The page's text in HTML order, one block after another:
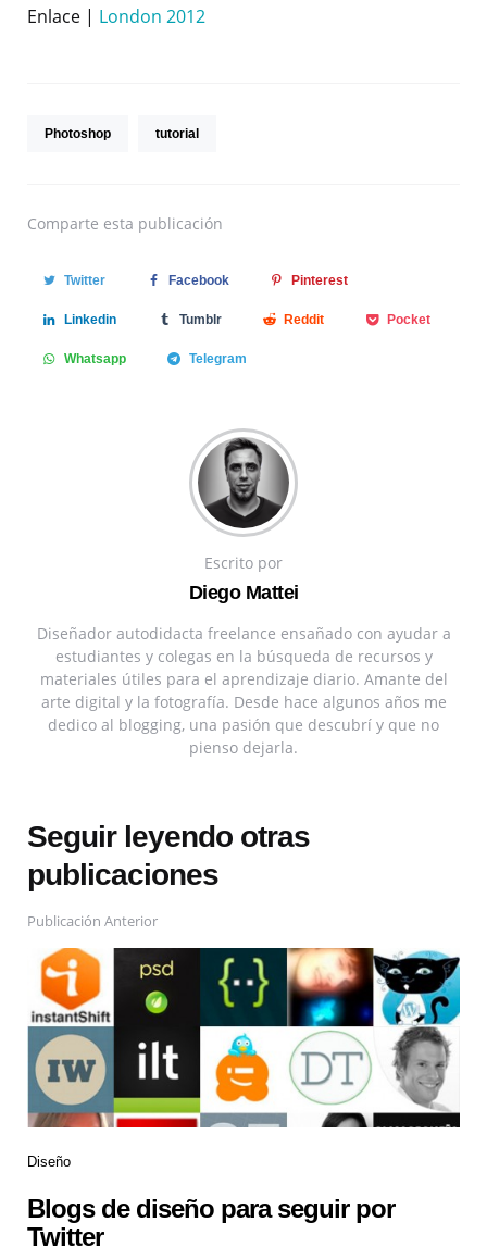
Enlace | London 2012
Photoshop tutorial
Comparte esta publicación
Twitter Facebook Pinterest
Linkedin Tumblr Reddit Pocket
Whatsapp Telegram
Escrito por
Diego Mattei
Diseñador autodidacta freelance ensañado con ayudar a
estudiantes y colegas en la búsqueda de recursos y
materiales útiles para el aprendizaje diario. Amante del
arte digital y la fotografía. Desde hace algunos años me
dedico al blogging, una pasión que descubrí y que no
pienso dejarla.
Seguir leyendo otras
publicaciones
Publicación Anterior
Diseño
Blogs de diseño para seguir por
Twitter